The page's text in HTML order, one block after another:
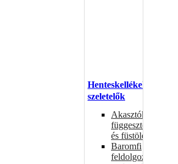
Henteskellékek,
szeletelők
Akasztók
függesztéshez
és füstöléshez
Baromfi
feldolgozó